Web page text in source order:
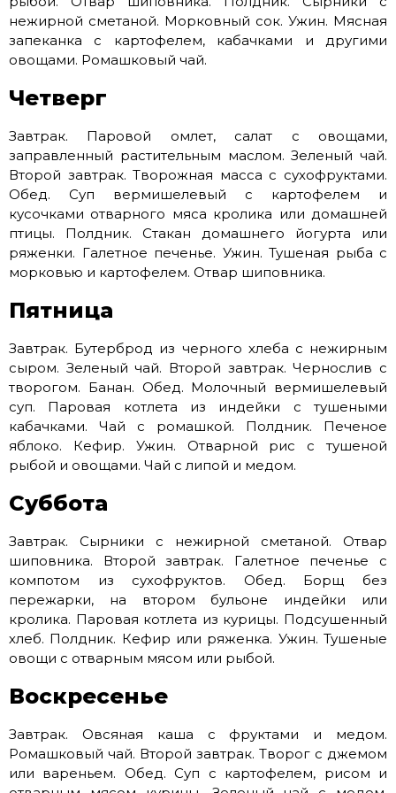
нежирной сметаной. Морковный сок. Ужин. Мясная
запеканка с картофелем, кабачками и другими
овощами. Ромашковый чай.
Четверг
Завтрак. Паровой омлет, салат с овощами,
заправленный растительным маслом. Зеленый чай.
Второй завтрак. Творожная масса с сухофруктами.
Обед. Суп вермишелевый с картофелем и
кусочками отварного мяса кролика или домашней
птицы. Полдник. Стакан домашнего йогурта или
ряженки. Галетное печенье. Ужин. Тушеная рыба с
морковью и картофелем. Отвар шиповника.
Пятница
Завтрак. Бутерброд из черного хлеба с нежирным
сыром. Зеленый чай. Второй завтрак. Чернослив с
творогом. Банан. Обед. Молочный вермишелевый
суп. Паровая котлета из индейки с тушеными
кабачками. Чай с ромашкой. Полдник. Печеное
яблоко. Кефир. Ужин. Отварной рис с тушеной
рыбой и овощами. Чай с липой и медом.
Суббота
Завтрак. Сырники с нежирной сметаной. Отвар
шиповника. Второй завтрак. Галетное печенье с
компотом из сухофруктов. Обед. Борщ без
пережарки, на втором бульоне индейки или
кролика. Паровая котлета из курицы. Подсушенный
хлеб. Полдник. Кефир или ряженка. Ужин. Тушеные
овощи с отварным мясом или рыбой.
Воскресенье
Завтрак. Овсяная каша с фруктами и медом.
Ромашковый чай. Второй завтрак. Творог с джемом
или вареньем. Обед. Суп с картофелем, рисом и